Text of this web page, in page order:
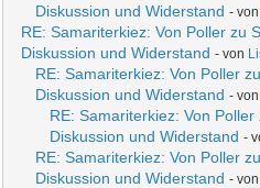
Diskussion und Widerstand -
RE: Samariterkiez: Von Poller zu
Diskussion und Widerstand - von
RE: Samariterkiez: Von Poller
Diskussion und Widerstand - von
RE: Samariterkiez: Von
Diskussion und Widerstand -
RE: Samariterkiez: Von Poller
Diskussion und Widerstand -